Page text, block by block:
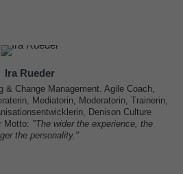
Ira Rueder
& Change Management. Agile Coach,
Mediatorin, Moderatorin, Trainerin,
Denison Culture
Motto: "The wider the experience, the
the personality."